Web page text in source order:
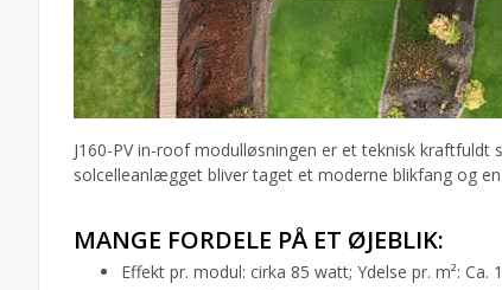
J160-PV in-roof modulløsningen er et teknisk
solcelleanlægget bliver taget et moderne blikfang og
MANGE FORDELE PÅ ET ØJEBLIK:
Effekt pr. modul: cirka 85 watt; Ydelse pr. m²: Ca.